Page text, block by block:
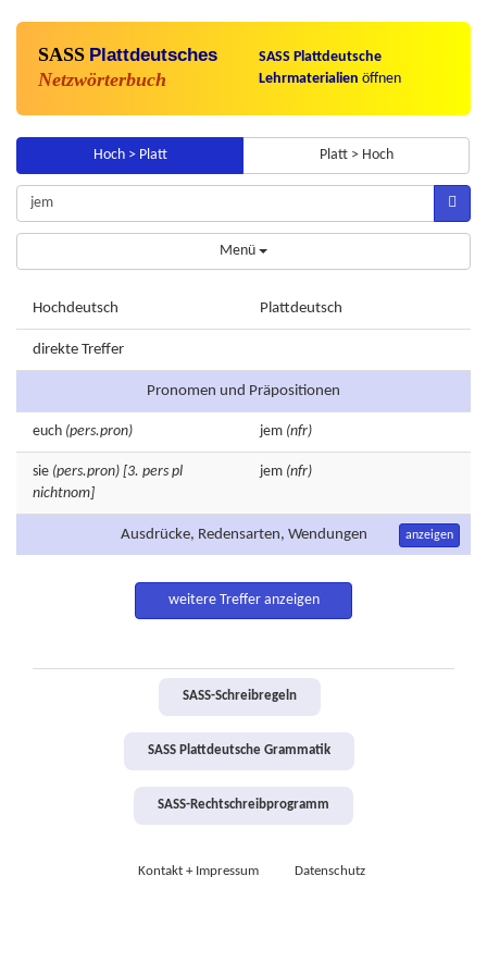
SASS Plattdeutsches
Netzwörterbuch
SASS Plattdeutsche
Lehrmaterialien öffnen
Hoch > Platt Platt > Hoch
Menü
Hochdeutsch Plattdeutsch
direkte Treffer
Pronomen und Präpositionen
euch (pers.pron) jem (nfr)
sie (pers.pron) [3. pers pl
nichtnom]
jem (nfr)
Ausdrücke, Redensarten, Wendungen anzeigen
weitere Treffer anzeigen
SASS-Schreibregeln
SASS Plattdeutsche Grammatik
SASS-Rechtschreibprogramm
Kontakt + Impressum Datenschutz